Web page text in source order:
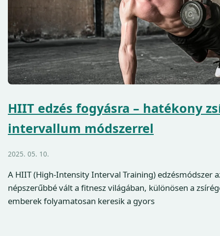
HIIT edzés fogyásra – hatékony
intervallum módszerrel
2025. 05. 10.
A HIIT (High-Intensity Interval Training) edzésmódszer
népszerűbbé vált a fitnesz világában, különösen a
emberek folyamatosan keresik a gyors